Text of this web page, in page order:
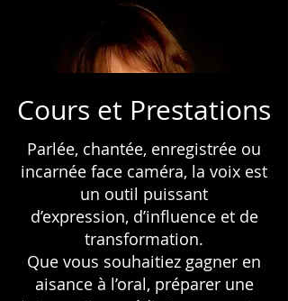
Cours et Prestations
Parlée, chantée, enregistrée ou
incarnée face caméra, la voix est
un outil puissant
d’expression, d’influence et de
transformation.
Que vous souhaitiez gagner en
aisance à l’oral, préparer une